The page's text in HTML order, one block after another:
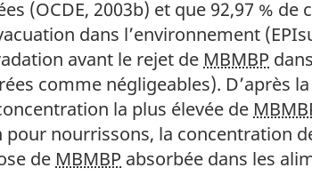
(OCDE, 2003b) et que 92,97 %
dans l’environnement
avant le rejet de MBMBP
comme négligeables). D’après
la plus élevée de
pour nourrissons, la concentration
de MBMBP absorbée dans les